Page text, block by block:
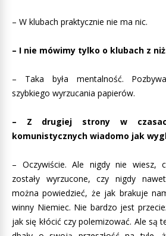
– W klubach praktycznie nie ma nic.
– I nie mówimy tylko o klubach z
– Taka była mentalność.
szybkiego wyrzucania papierów.
– Z drugiej strony w
komunistycznych wiadomo jak
– Oczywiście. Ale nigdy nie wiesz,
zostały wyrzucone, czy nigdy
można powiedzieć, że jak brakuje
winny Niemiec. Nie bardzo jest
jak się kłócić czy polemizować. Ale są